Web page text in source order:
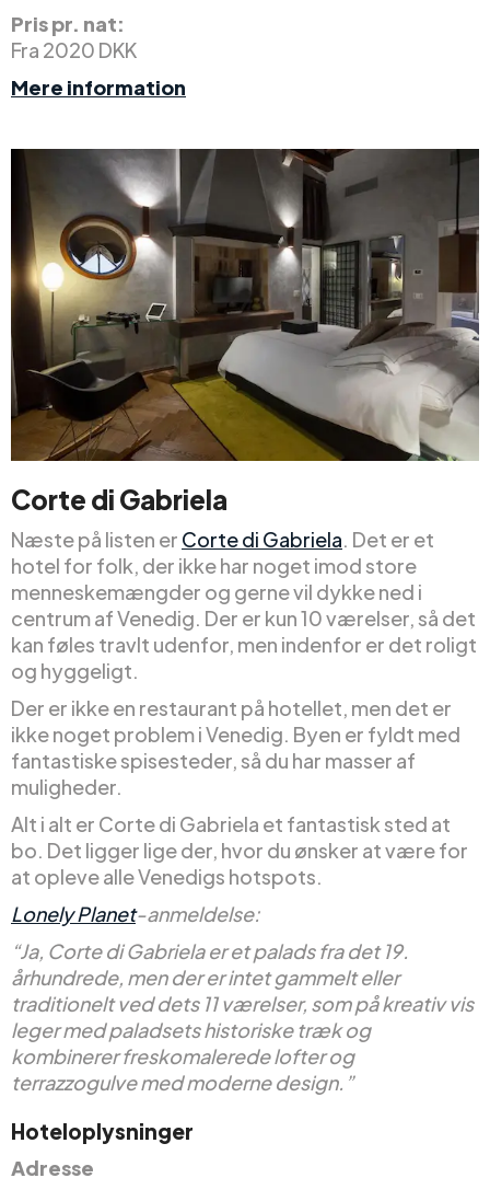
Pris pr. nat:
Fra 2020 DKK
Mere information
Corte di Gabriela
Næste på listen er Corte di Gabriela. Det er et
hotel for folk, der ikke har noget imod store
menneskemængder og gerne vil dykke ned i
centrum af Venedig. Der er kun 10 værelser, så det
kan føles travlt udenfor, men indenfor er det roligt
og hyggeligt.
Der er ikke en restaurant på hotellet, men det er
ikke noget problem i Venedig. Byen er fyldt med
fantastiske spisesteder, så du har masser af
muligheder.
Alt i alt er Corte di Gabriela et fantastisk sted at
bo. Det ligger lige der, hvor du ønsker at være for
at opleve alle Venedigs hotspots.
Lonely Planet-anmeldelse:
“Ja, Corte di Gabriela er et palads fra det 19.
århundrede, men der er intet gammelt eller
traditionelt ved dets 11 værelser, som på kreativ vis
leger med paladsets historiske træk og
kombinerer freskomalerede lofter og
terrazzogulve med moderne design.”
Hoteloplysninger
Adresse